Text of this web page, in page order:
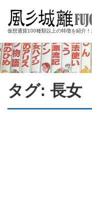
仮想通貨100種類以上の特徴を紹介！
タグ: 長女